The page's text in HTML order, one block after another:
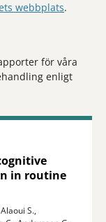
webbplats.
för våra
enligt
in routine
S.,